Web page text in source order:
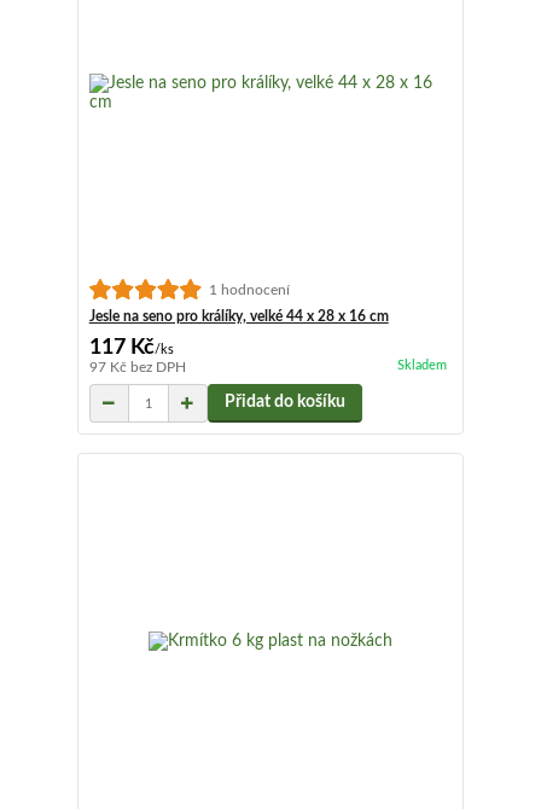
1 hodnocení
Jesle na seno pro králíky, velké 44 x 28 x 16 cm
117 Kč/ks
97 Kč bez DPH Skladem
Přidat do košíku